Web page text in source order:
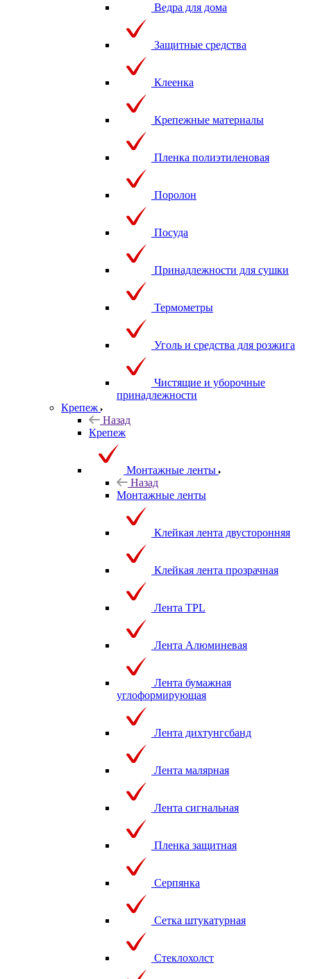
Ведра для дома
Защитные средства
Клеенка
Крепежные материалы
Пленка полиэтиленовая
Поролон
Посуда
Принадлежности для сушки
Термометры
Уголь и средства для розжига
Чистящие и уборочные
принадлежности
Крепеж
Назад
Крепеж
Монтажные ленты
Назад
Монтажные ленты
Клейкая лента двусторонняя
Клейкая лента прозрачная
Лента TPL
Лента Алюминевая
Лента бумажная
углоформирующая
Лента дихтунгсбанд
Лента малярная
Лента сигнальная
Пленка защитная
Серпянка
Сетка штукатурная
Стеклохолст